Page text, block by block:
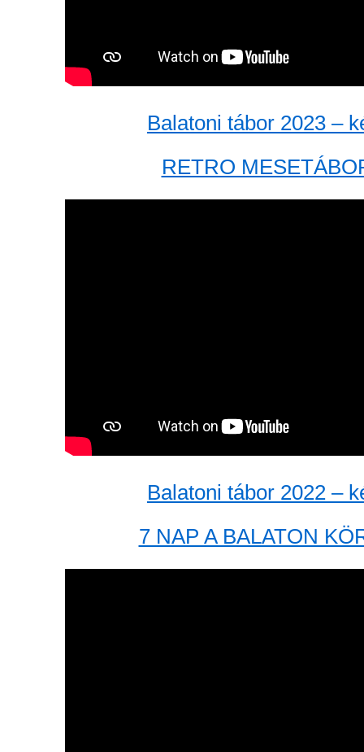
Balatoni tábor 2023 –
RETRO
Balatoni tábor 2022 –
7 NAP A BALATON